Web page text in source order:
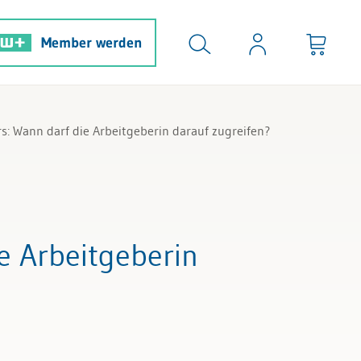
Member werden
Wann darf die Arbeitgeberin darauf zugreifen?
Arbeitgeberin